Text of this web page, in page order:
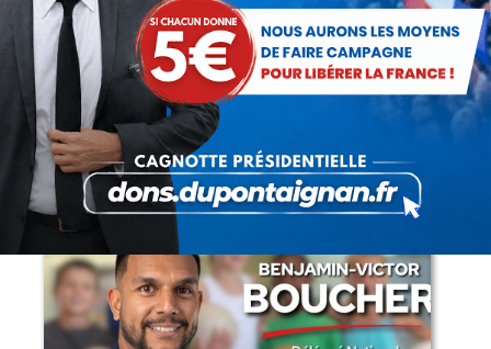
Lorsque tout flambe et que l’État
s’affaisse.